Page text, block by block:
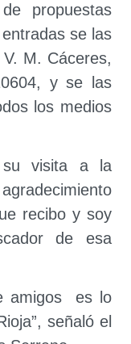
propuestas
se las
M. Cáceres,
y se las
los medios
su visita a la
recibo y soy
de esa
amigos es lo
señaló el